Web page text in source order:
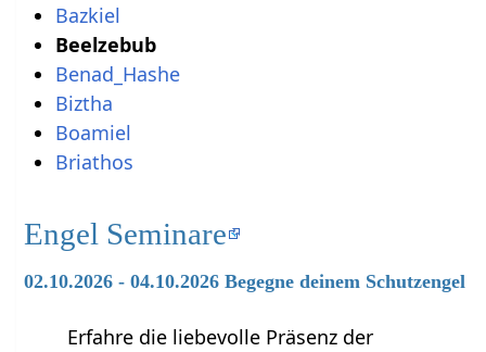
Bazkiel
Beelzebub
Benad_Hashe
Biztha
Boamiel
Briathos
Engel Seminare
02.10.2026 - 04.10.2026 Begegne deinem Schutzengel
Erfahre die liebevolle Präsenz der